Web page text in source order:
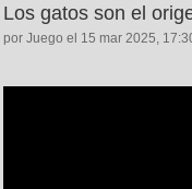
Los gatos son el
por Juego el 15 mar 2025,